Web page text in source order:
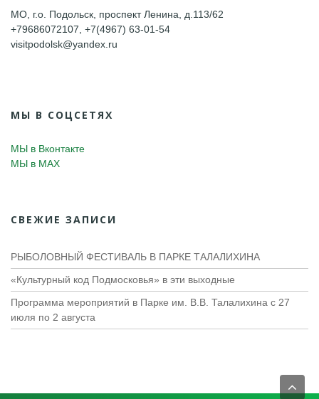
МО, г.о. Подольск, проспект Ленина, д.113/62
+79686072107, +7(4967) 63-01-54
visitpodolsk@yandex.ru
МЫ В СОЦСЕТЯХ
МЫ в Вконтакте
МЫ в MAX
СВЕЖИЕ ЗАПИСИ
РЫБОЛОВНЫЙ ФЕСТИВАЛЬ В ПАРКЕ ТАЛАЛИХИНА
«Культурный код Подмосковья» в эти выходные
Программа мероприятий в Парке им. В.В. Талалихина с 27
июля по 2 августа